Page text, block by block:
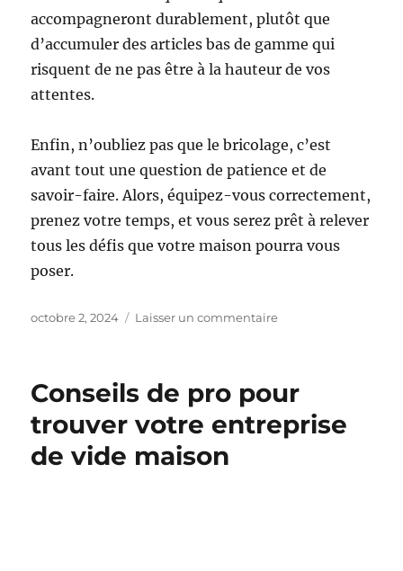
accompagneront durablement, plutôt que
d’accumuler des articles bas de gamme qui
risquent de ne pas être à la hauteur de vos
attentes.
Enfin, n’oubliez pas que le bricolage, c’est
avant tout une question de patience et de
savoir-faire. Alors, équipez-vous correctement,
prenez votre temps, et vous serez prêt à relever
tous les défis que votre maison pourra vous
poser.
Publié
octobre 2, 2024 Laisser un commentairesur
pour
Bricolage
Conseils de pro pour
trouver votre entreprise
de vide maison